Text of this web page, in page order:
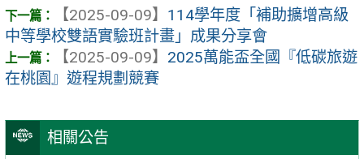
相關公告
【2025-09-09】 114學年度「補助擴增高級
中等學校雙語實驗班計畫」成果分享會
【2025-09-09】 2025萬能盃全國『低碳旅遊
在桃園』遊程規劃競賽